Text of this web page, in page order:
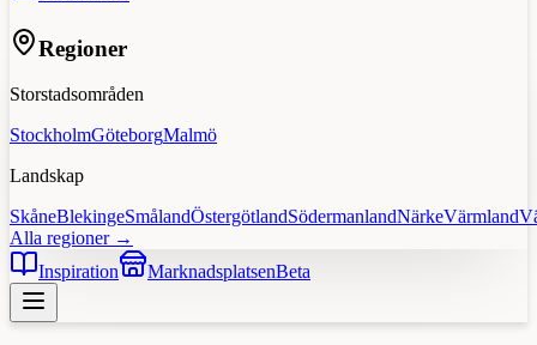
Regioner
Storstadsområden
StockholmGöteborgMalmö
Landskap
SkåneBlekingeSmålandÖstergötlandSödermanlandNärkeVärmland
Alla regioner →
Inspiration
MarknadsplatsenBeta